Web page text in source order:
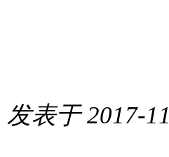
发表于 2017-